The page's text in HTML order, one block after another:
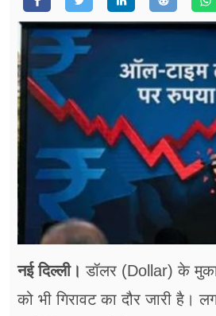
जीवन मंत्रा
फूड
सेहत
ब्‍यूटी
जॉब्स
शिक्षा
अन्य खबरें
नई दिल्ली। डॉलर (Dollar) के
को भी गिरावट का दौर जारी है।